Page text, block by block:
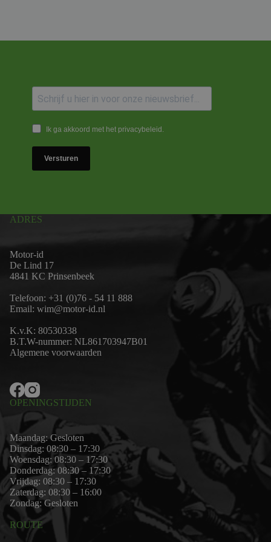
Ik ga akkoord met het privacybeleid.
Versturen
ADRES
Motor-id
De Lind 17
4841 KC Prinsenbeek
Telefoon: +31 (0)76 - 54 11 888
Email: wim@motor-id.nl
K.v.K: 80530338
B.T.W-nummer: NL861703947B01
Algemene voorwaarden
OPENINGSTIJDEN
Maandag: Gesloten
Dinsdag: 08:30 – 17:30
Woensdag: 08:30 – 17:30
Donderdag: 08:30 – 17:30
Vrijdag: 08:30 – 17:30
Zaterdag: 08:30 – 16:00
Zondag: Gesloten
ROUTE